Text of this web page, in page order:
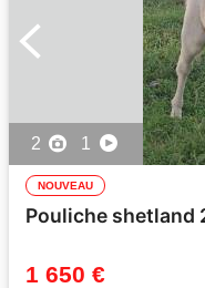
2 1
NOUVEAU
Pouliche shetland
1 650 €